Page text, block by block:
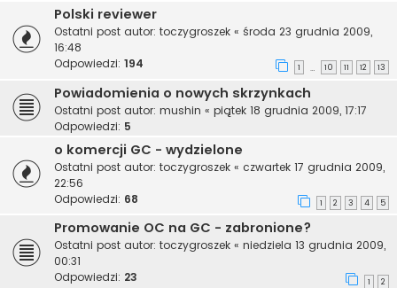
Polski reviewer
Ostatni post autor: toczygroszek « środa 23 grudnia 2009,
16:48
Odpowiedzi: 194 1 … 10 11 12 13
Powiadomienia o nowych skrzynkach
Ostatni post autor: mushin « piątek 18 grudnia 2009, 17:17
Odpowiedzi: 5
o komercji GC - wydzielone
Ostatni post autor: toczygroszek « czwartek 17 grudnia 2009,
22:56
Odpowiedzi: 68 1 2 3 4 5
Promowanie OC na GC - zabronione?
Ostatni post autor: toczygroszek « niedziela 13 grudnia 2009,
00:31
Odpowiedzi: 23 1 2